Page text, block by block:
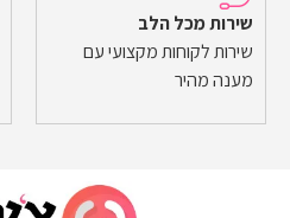
שירות מכל הלב
שירות לקוחות מקצועי עם
מענה מהיר